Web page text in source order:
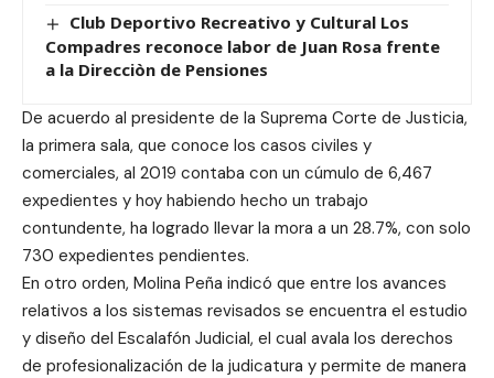
Club Deportivo Recreativo y Cultural Los
Compadres reconoce labor de Juan Rosa frente
a la Direcciòn de Pensiones
De acuerdo al presidente de la Suprema Corte de Justicia,
la primera sala, que conoce los casos civiles y
comerciales, al 2019 contaba con un cúmulo de 6,467
expedientes y hoy habiendo hecho un trabajo
contundente, ha logrado llevar la mora a un 28.7%, con solo
730 expedientes pendientes.
En otro orden, Molina Peña indicó que entre los avances
relativos a los sistemas revisados se encuentra el estudio
y diseño del Escalafón Judicial, el cual avala los derechos
de profesionalización de la judicatura y permite de manera